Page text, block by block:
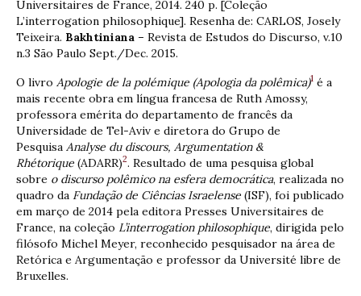
Universitaires de France, 2014. 240 p. [Coleção
L’interrogation philosophique]. Resenha de: CARLOS, Josely
Teixeira. Bakhtiniana – Revista de Estudos do Discurso, v.10
n.3 São Paulo Sept./Dec. 2015.
O livro Apologie de la polémique (Apologia da polêmica)1 é a
mais recente obra em língua francesa de Ruth Amossy,
professora emérita do departamento de francês da
Universidade de Tel-Aviv e diretora do Grupo de
Pesquisa Analyse du discours, Argumentation &
Rhétorique (ADARR)2. Resultado de uma pesquisa global
sobre o discurso polêmico na esfera democrática, realizada no
quadro da Fundação de Ciências Israelense (ISF), foi publicado
em março de 2014 pela editora Presses Universitaires de
France, na coleção L’interrogation philosophique, dirigida pelo
filósofo Michel Meyer, reconhecido pesquisador na área de
Retórica e Argumentação e professor da Université libre de
Bruxelles.